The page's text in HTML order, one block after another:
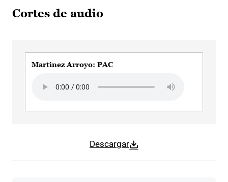
Cortes de audio
Descargar
Martinez Arroyo: PAC